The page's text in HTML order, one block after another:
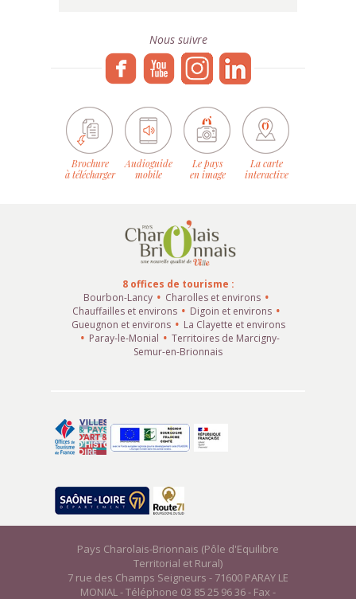
Nous suivre
Brochure
à télécharger
Audioguide
mobile
Le pays
en image
La carte
interactive
8 offices de tourisme :
Bourbon-Lancy
Charolles et environs
Chauffailles et environs
Digoin et environs
Gueugnon et environs
La Clayette et environs
Paray-le-Monial
Territoires de Marcigny-
Semur-en-Brionnais
Pays Charolais-Brionnais (Pôle d'Equilibre
Territorial et Rural)
7 rue des Champs Seigneurs - 71600 PARAY LE
MONIAL - Téléphone 03 85 25 96 36 - Fax -